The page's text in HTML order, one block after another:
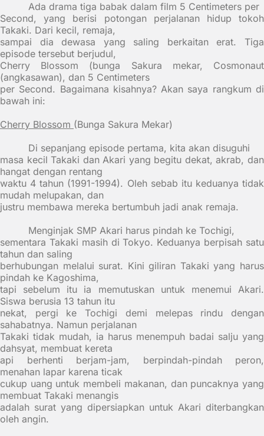
Ada drama tiga babak dalam film 5 Centimeters per
Second, yang berisi potongan perjalanan hidup tokoh
Takaki. Dari kecil, remaja,
sampai dia dewasa yang saling berkaitan erat. Tiga
episode tersebut berjudul,
Cherry Blossom (bunga Sakura mekar, Cosmonaut
(angkasawan), dan 5 Centimeters
per Second. Bagaimana kisahnya? Akan saya rangkum di
bawah ini:
Cherry Blossom (Bunga Sakura Mekar)
Di sepanjang episode pertama, kita akan disuguhi
masa kecil Takaki dan Akari yang begitu dekat, akrab, dan
hangat dengan rentang
waktu 4 tahun (1991-1994). Oleh sebab itu keduanya tidak
mudah melupakan, dan
justru membawa mereka bertumbuh jadi anak remaja.
Menginjak SMP Akari harus pindah ke Tochigi,
sementara Takaki masih di Tokyo. Keduanya berpisah satu
tahun dan saling
berhubungan melalui surat. Kini giliran Takaki yang harus
pindah ke Kagoshima,
tapi sebelum itu ia memutuskan untuk menemui Akari.
Siswa berusia 13 tahun itu
nekat, pergi ke Tochigi demi melepas rindu dengan
sahabatnya. Namun perjalanan
Takaki tidak mudah, ia harus menempuh badai salju yang
dahsyat, membuat kereta
api berhenti berjam-jam, berpindah-pindah peron,
menahan lapar karena ticak
cukup uang untuk membeli makanan, dan puncaknya yang
membuat Takaki menangis
adalah surat yang dipersiapkan untuk Akari diterbangkan
oleh angin.